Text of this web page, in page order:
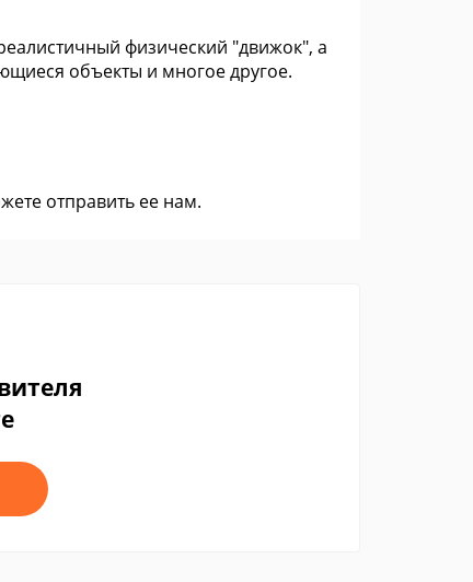
физический "движок", а
объекты и многое другое.
отправить ее нам.